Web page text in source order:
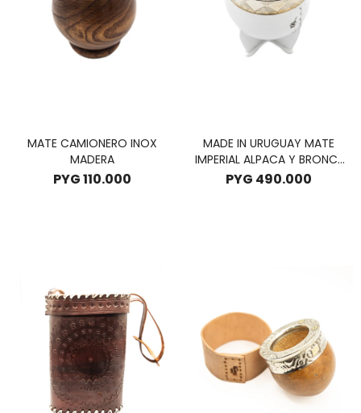
MATE CAMIONERO INOX
MADERA
PYG110.000
MADE IN URUGUAY MATE
IMPERIAL ALPACA Y BRONCE
3.0 - BLANCO
PYG 490.000